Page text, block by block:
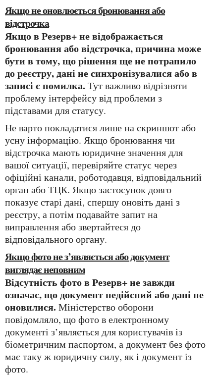
Якщо не оновлюється бронювання або
відстрочка
Якщо в Резерв+ не відображається
бронювання або відстрочка, причина може
бути в тому, що рішення ще не потрапило
до реєстру, дані не синхронізувалися або в
записі є помилка. Тут важливо відрізняти
проблему інтерфейсу від проблеми з
підставами для статусу.
Не варто покладатися лише на скриншот або
усну інформацію. Якщо бронювання чи
відстрочка мають юридичне значення для
вашої ситуації, перевіряйте статус через
офіційні канали, роботодавця, відповідальний
орган або ТЦК. Якщо застосунок довго
показує старі дані, спершу оновіть дані з
реєстру, а потім подавайте запит на
виправлення або звертайтеся до
відповідального органу.
Якщо фото не з’являється або документ
виглядає неповним
Відсутність фото в Резерв+ не завжди
означає, що документ недійсний або дані не
оновилися. Міністерство оборони
повідомляло, що фото в електронному
документі з’являється для користувачів із
біометричним паспортом, а документ без фото
має таку ж юридичну силу, як і документ із
фото.